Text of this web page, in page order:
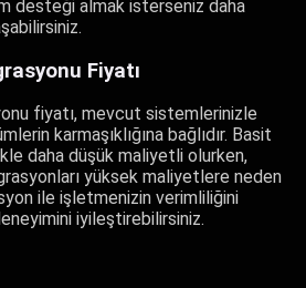
desteği almak isterseniz daha
Fiyatı
fiyatı, mevcut sistemlerinizle
karmaşıklığına bağlıdır. Basit
daha düşük maliyetli olurken,
yüksek maliyetlere neden
ile işletmenizin verimliliğini
iyileştirebilirsiniz.